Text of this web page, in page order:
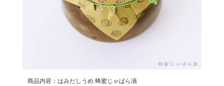
商品内容：はみだしうめ 蜂蜜じゃばら漬